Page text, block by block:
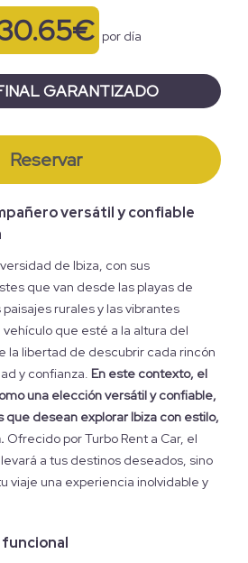
por día
GARANTIZADO
Reservar
versátil y confiable
de Ibiza, con sus
que van desde las playas de
rurales y las vibrantes
que esté a la altura del
la libertad de descubrir cada rincón
y confianza. En este contexto, el
una elección versátil y confiable,
desean explorar Ibiza con estilo,
Ofrecido por Turbo Rent a Car, el
a tus destinos deseados, sino
viaje una experiencia inolvidable y